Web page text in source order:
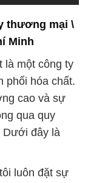
thương mại \
Minh
là một công ty
phối hóa chất.
cao và sự
qua quy
Dưới đây là
luôn đặt sự